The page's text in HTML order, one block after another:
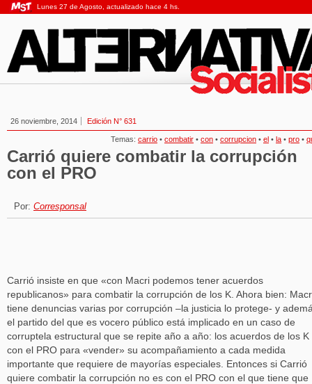
Lunes 27 de Agosto, actualizado hace 4 hs.
26 noviembre, 2014 Edición N° 631
Temas: carrio • combatir • con • corrupcion • el • la • pro •
Carrió quiere combatir la corrupción
con el PRO
Por: Corresponsal
Carrió insiste en que «con Macri podemos tener acuerdos
republicanos» para combatir la corrupción de los K. Ahora bien:
tiene denuncias varias por corrupción –la justicia lo protege- y
el partido del que es vocero público está implicado en un caso de
corruptela estructural que se repite año a año: los acuerdos de los K
con el PRO para «vender» su acompañamiento a cada medida
importante que requiere de mayorías especiales. Entonces si Carrió
quiere combatir la corrupción no es con el PRO con el que tiene que